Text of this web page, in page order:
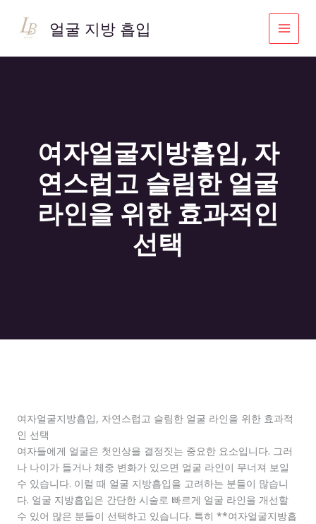
로
얼굴 지방 흡입
여자얼굴지방흡입, 자
연스럽고 슬림한 얼굴
라인을 위한 효과적인
선택
여자얼굴지방흡입, 자연스럽고 슬림한 얼굴 라인을 위한 효과적
인 선택
여자들에게 얼굴은 첫인상을 결정짓는 중요한 요소입니다. 그러
나 나이가 들거나 체중 변화가 있으면 얼굴 라인이 무너져 보일
수 있습니다. 이럴 때 얼굴 지방흡입을 고려하는 분들이 많습니
다. 얼굴 지방흡입은 간단한 시술로 빠르게 얼굴 라인을 개선할
수 있어 많은 분들이 선택하고 있습니다. 특히 **여자얼굴지방흡